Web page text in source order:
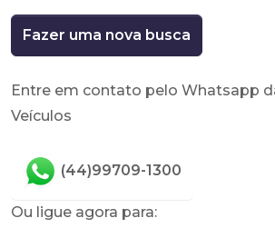
Fazer uma nova busca
Entre em contato pelo Whatsapp
Veículos
(44)99709-1300
Ou ligue agora para: